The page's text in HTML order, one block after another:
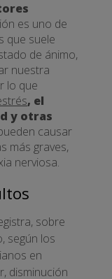
es uno de
que suele
de ánimo,
nuestra
lo que
, el
y otras
causar
más graves,
nerviosa.
sobre
según los
en
disminución